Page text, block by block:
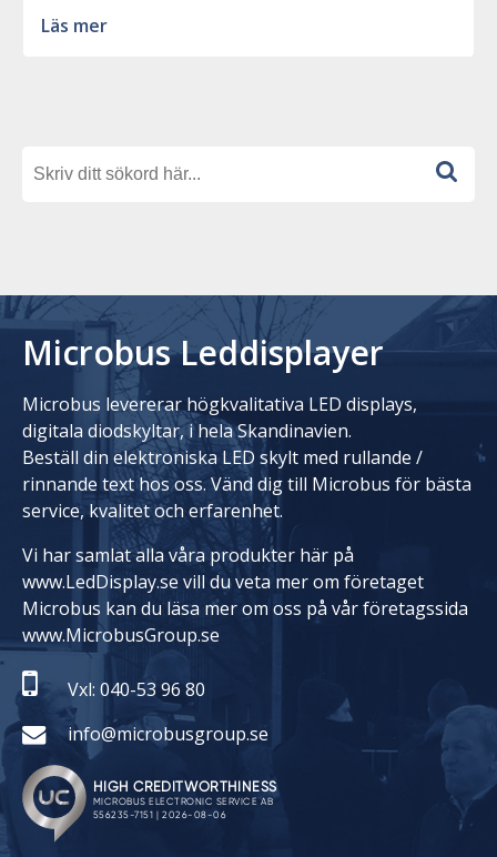
Läs mer
Microbus Leddisplayer
Microbus levererar högkvalitativa LED displays,
digitala diodskyltar, i hela Skandinavien.
Beställ din elektroniska LED skylt med rullande /
rinnande text hos oss. Vänd dig till Microbus för bästa
service, kvalitet och erfarenhet.
Vi har samlat alla våra produkter här på
www.LedDisplay.se vill du veta mer om företaget
Microbus kan du läsa mer om oss på vår företagssida
www.MicrobusGroup.se
Vxl: 040-53 96 80
info@microbusgroup.se